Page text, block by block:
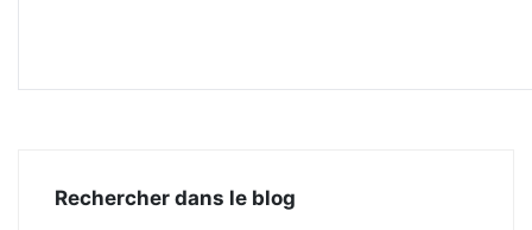
Rechercher dans le blog